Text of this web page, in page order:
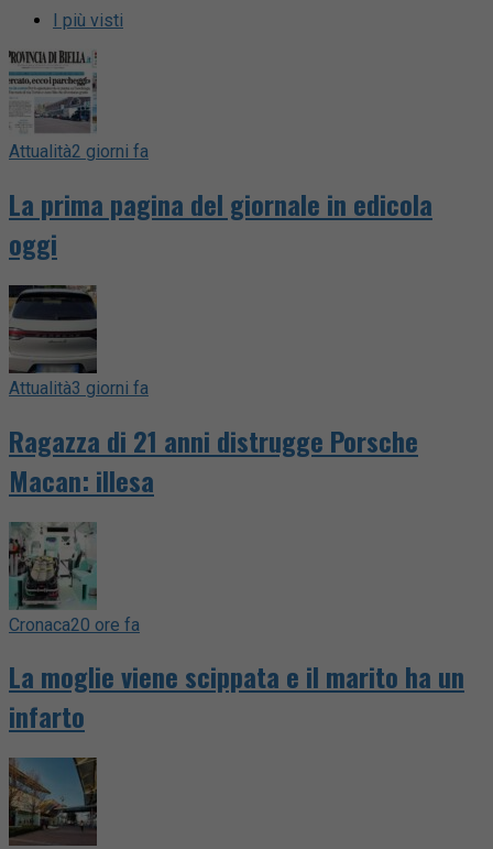
I più visti
Attualità2 giorni fa
La prima pagina del giornale in edicola
oggi
Attualità3 giorni fa
Ragazza di 21 anni distrugge Porsche
Macan: illesa
Cronaca20 ore fa
La moglie viene scippata e il marito ha un
infarto